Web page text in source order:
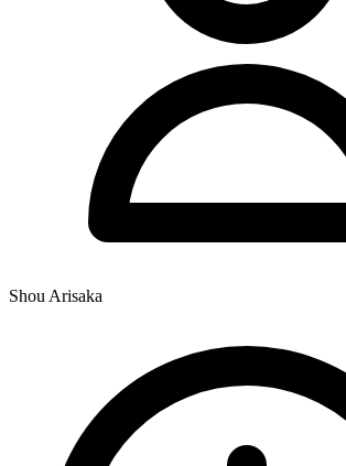
Shou Arisaka